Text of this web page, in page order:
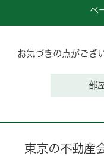
ペ
お気づきの点がござ
部
東京の不動産